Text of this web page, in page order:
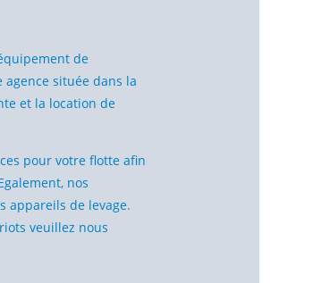
de
située dans la
et la location de
pour votre flotte afin
nos
appareils de levage.
veuillez nous